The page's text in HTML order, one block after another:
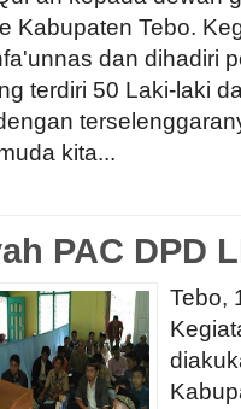
Kabupaten Tebo.
dan dihadiri
terdiri 50 Laki-laki
kita...
PAC DPD
Tebo,